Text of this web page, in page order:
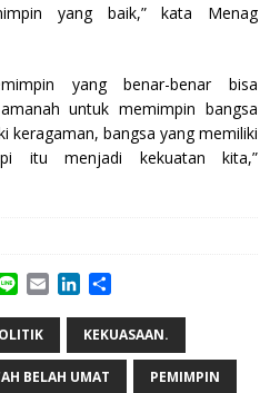
yang baik,” kata Menag
yang benar-benar bisa
untuk memimpin bangsa
keragaman, bangsa yang memiliki
itu menjadi kekuatan kita,”
n
e
i
l
n
k
e
a
r
KEKUASAAN.
BELAH UMAT PEMIMPIN